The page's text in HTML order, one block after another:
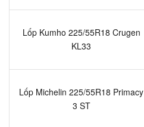
Lốp Kumho 225/55R18 Crugen
KL33
Lốp Michelin 225/55R18 Primacy
3 ST